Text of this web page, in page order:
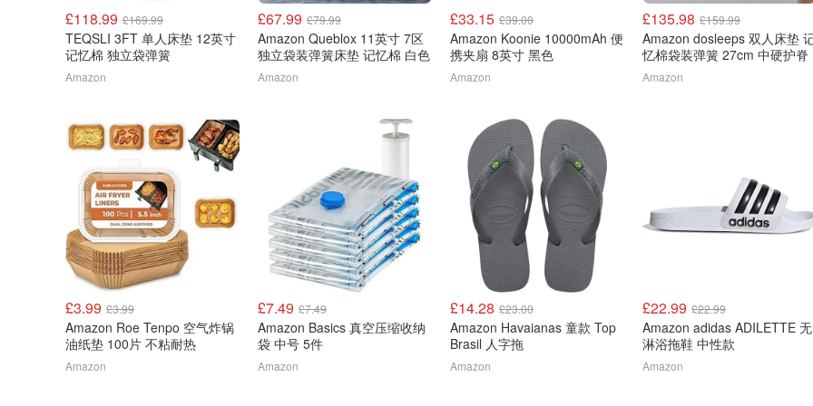
£118.99 £169.99
TEQSLI 3FT 单人床垫 12英寸
记忆棉 独立袋弹簧
Amazon
£67.99 £79.99
Amazon Queblox 11英寸 7区
独立袋装弹簧床垫 记忆棉 白色
Amazon
£33.15 £39.00
Amazon Koonie 10000mAh 便
携夹扇 8英寸 黑色
Amazon
£135.98 £159.99
Amazon dosleeps 双人床垫
忆棉袋装弹簧 27cm 中硬护脊
Amazon
£3.99 £3.99
Amazon Roe Tenpo 空气炸锅
油纸垫 100片 不粘耐热
Amazon
£7.49 £7.49
Amazon Basics 真空压缩收纳
袋 中号 5件
Amazon
£14.28 £23.00
Amazon Havaianas 童款 Top
Brasil 人字拖
Amazon
£22.99 £22.99
Amazon adidas ADILETTE 无
淋浴拖鞋 中性款
Amazon